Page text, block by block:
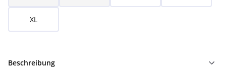
XL
Beschreibung